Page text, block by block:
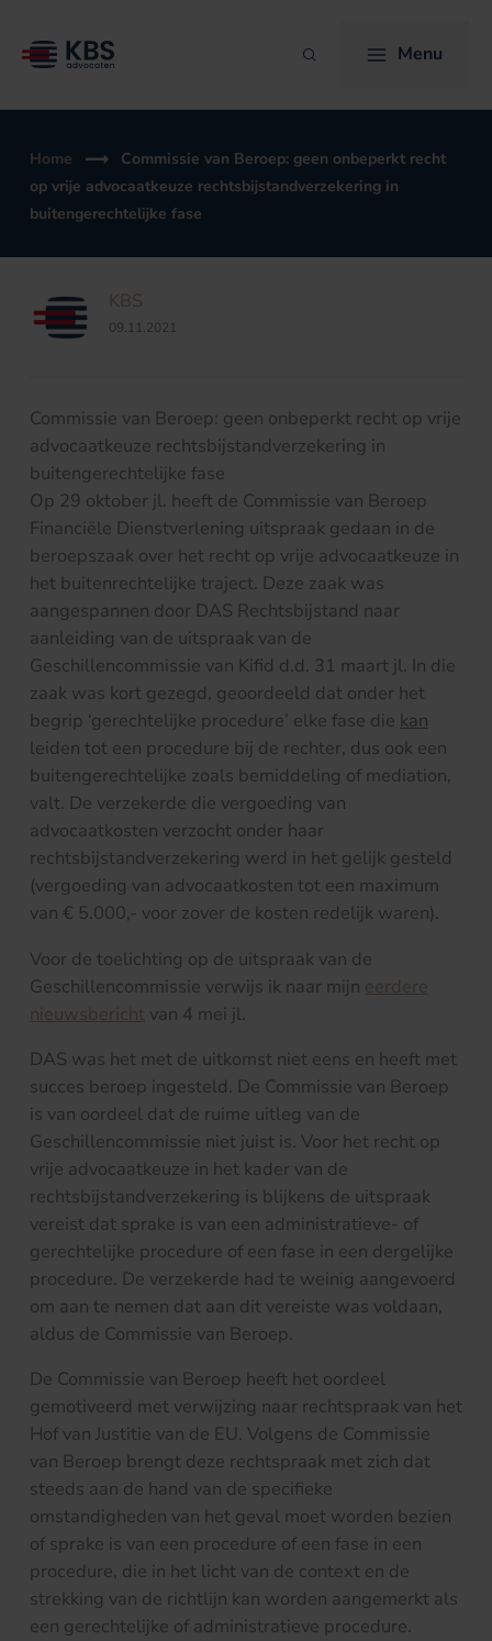
naar
Zoeken Menu
Home
Commissie van Beroep: geen onbeperkt recht
op vrije advocaatkeuze rechtsbijstandverzekering in
buitengerechtelijke fase
KBS
09.11.2021
Commissie van Beroep: geen onbeperkt recht op vrije
advocaatkeuze rechtsbijstandverzekering in
buitengerechtelijke fase
Op 29 oktober jl. heeft de Commissie van Beroep
Financiële Dienstverlening uitspraak gedaan in de
beroepszaak over het recht op vrije advocaatkeuze in
het buitenrechtelijke traject. Deze zaak was
aangespannen door DAS Rechtsbijstand naar
aanleiding van de uitspraak van de
Geschillencommissie van Kifid d.d. 31 maart jl. In die
zaak was kort gezegd, geoordeeld dat onder het
begrip ‘gerechtelijke procedure’ elke fase die kan
leiden tot een procedure bij de rechter, dus ook een
buitengerechtelijke zoals bemiddeling of mediation,
valt. De verzekerde die vergoeding van
advocaatkosten verzocht onder haar
rechtsbijstandverzekering werd in het gelijk gesteld
(vergoeding van advocaatkosten tot een maximum
van € 5.000,- voor zover de kosten redelijk waren).
Voor de toelichting op de uitspraak van de
Geschillencommissie verwijs ik naar mijn eerdere
nieuwsbericht van 4 mei jl.
DAS was het met de uitkomst niet eens en heeft met
succes beroep ingesteld. De Commissie van Beroep
is van oordeel dat de ruime uitleg van de
Geschillencommissie niet juist is. Voor het recht op
vrije advocaatkeuze in het kader van de
rechtsbijstandverzekering is blijkens de uitspraak
vereist dat sprake is van een administratieve- of
gerechtelijke procedure of een fase in een dergelijke
procedure. De verzekerde had te weinig aangevoerd
om aan te nemen dat aan dit vereiste was voldaan,
aldus de Commissie van Beroep.
De Commissie van Beroep heeft het oordeel
gemotiveerd met verwijzing naar rechtspraak van het
Hof van Justitie van de EU. Volgens de Commissie
van Beroep brengt deze rechtspraak met zich dat
steeds aan de hand van de specifieke
omstandigheden van het geval moet worden bezien
of sprake is van een procedure of een fase in een
procedure, die in het licht van de context en de
strekking van de richtlijn kan worden aangemerkt als
een gerechtelijke of administratieve procedure.